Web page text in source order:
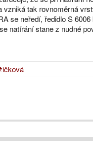
vzniká tak rovnoměrná
se neředí, ředidlo S
natírání stane z nudné